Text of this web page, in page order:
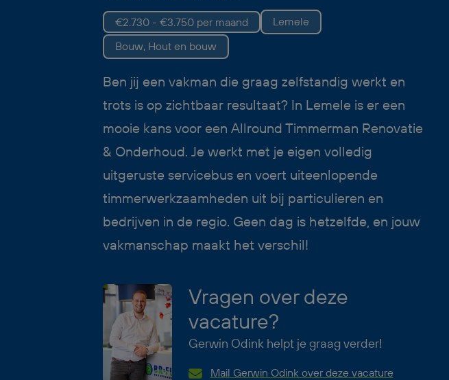
€2.730 - €3.750 per maand
Lemele
Bouw, Hout en bouw
Ben jij een vakman die graag zelfstandig werkt en
trots is op zichtbaar resultaat? In Lemele is er een
mooie kans voor een Allround Timmerman Renovatie
& Onderhoud. Je werkt met je eigen volledig
uitgeruste servicebus en voert uiteenlopende
timmerwerkzaamheden uit bij particulieren en
bedrijven in de regio. Geen dag is hetzelfde, en jouw
vakmanschap maakt het verschil!
Vragen over deze
vacature?
Gerwin Odink helpt je graag verder!
Mail Gerwin Odink over deze vacature